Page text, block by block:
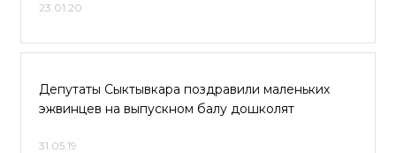
23.01.20
Депутаты Сыктывкара поздравили маленьких
эжвинцев на выпускном балу дошколят
31.05.19